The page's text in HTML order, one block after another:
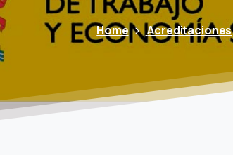
Home Acreditaciones